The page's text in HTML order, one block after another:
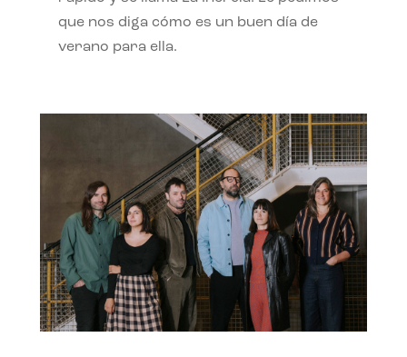
que nos diga cómo es un buen día de
verano para ella.